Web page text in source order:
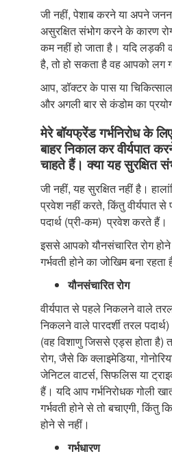
जी नहीं, पेशाब करने या अपने
असुरक्षित संभोग करने के कारण
कम नहीं हो जाता है। यदि लड़की
है, तो हो सकता है वह आपको लग
आप, डॉक्टर के पास या
और अगली बार से कंडोम का
मेरे बॉयफ्रेंड गर्भनिरोध के
बाहर निकाल कर वीर्यपात
चाहते हैं। क्या यह सुरक्षित
जी नहीं, यह सुरक्षित नहीं है।
प्रवेश नहीं करते, किंतु वीर्यपात
पदार्थ (प्री-कम) प्रवेश करते हैं।
इससे आपको यौनसंचारित रोग
गर्भवती होने का जोखिम बना रहता
यौनसंचारित रोग
वीर्यपात से पहले निकलने वाले
निकलने वाले पारदर्शी तरल
(वह विशाणु जिससे एड्स होता है)
रोग, जैसे कि क्लाइमेडिया,
जेनिटल वाटर्स, सिफलिस या
हैं। यदि आप गर्भनिरोधक गोली
गर्भवती होने से तो बचाएगी, किंतु
होने से नहीं।
गर्भधारण